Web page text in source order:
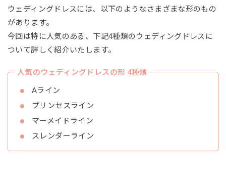
ウェディングドレスには、以下のようなさまざまな形のもの
があります。
今回は特に人気のある、下記4種類のウェディングドレスに
ついて詳しく紹介いたします。
人気のウェディングドレスの形 4種類
Aライン
プリンセスライン
マーメイドライン
スレンダーライン